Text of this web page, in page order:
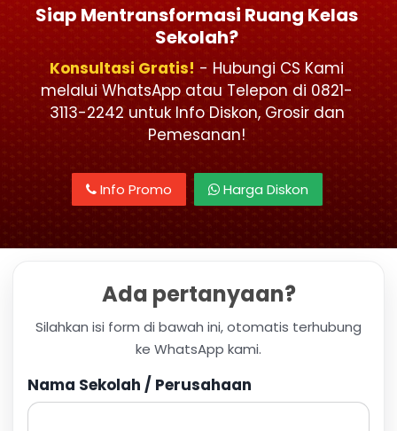
Siap Mentransformasi Ruang Kelas
Sekolah?
Konsultasi Gratis! - Hubungi CS Kami
melalui WhatsApp atau Telepon di 0821-
3113-2242 untuk Info Diskon, Grosir dan
Pemesanan!
Info Promo Harga Diskon
Ada pertanyaan?
Silahkan isi form di bawah ini, otomatis terhubung
ke WhatsApp kami.
Nama Sekolah / Perusahaan